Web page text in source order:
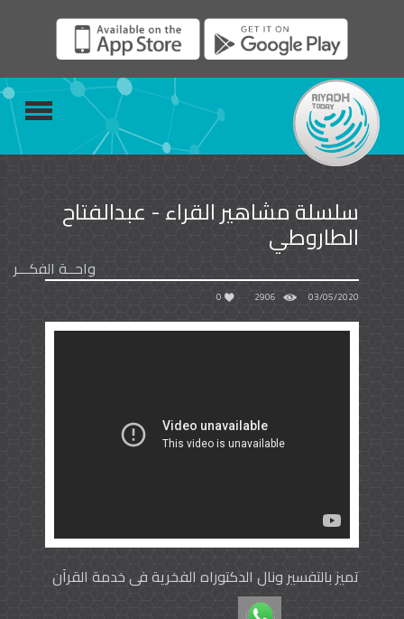
سلسلة مشاهير القراء - عبدالفتاح
الطاروطي
واحــة الفكـــر
03/05/2020
2906
0
تميز بالتفسير ونال الدكتوراه الفخرية في خدمة القرآن